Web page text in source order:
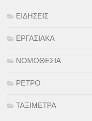
ΕΙΔΗΣΕΙΣ
ΕΡΓΑΣΙΑΚΑ
ΝΟΜΟΘΕΣΙΑ
ΡΕΤΡΟ
ΤΑΞΙΜΕΤΡΑ